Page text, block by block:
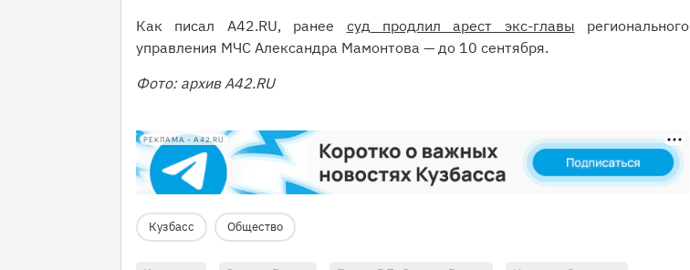
Как писал A42.RU, ранее суд продлил арест экс-главы регионального
управления МЧС Александра Мамонтова — до 10 сентября.
Фото: архив A42.RU
РЕКЛАМА • A42.RU
Кузбасс Общество